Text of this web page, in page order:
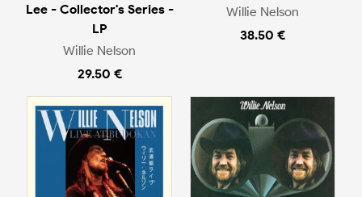
Lee - Collector's Series -
LP
Willie Nelson
29.50 €
Willie Nelson
38.50 €